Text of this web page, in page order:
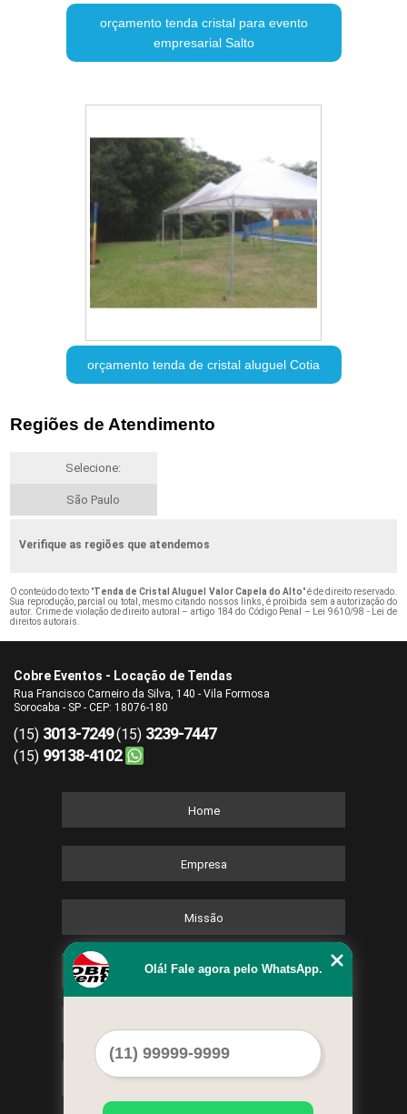
orçamento tenda cristal para evento
empresarial Salto
orçamento tenda de cristal aluguel Cotia
Regiões de Atendimento
Selecione:
São Paulo
Verifique as regiões que atendemos
O conteúdo do texto "Tenda de Cristal Aluguel Valor Capela do Alto" é de direito reservado.
Sua reprodução, parcial ou total, mesmo citando nossos links, é proibida sem a autorização do
autor. Crime de violação de direito autoral – artigo 184 do Código Penal – Lei 9610/98 - Lei de
direitos autorais.
Cobre Eventos - Locação de Tendas
Rua Francisco Carneiro da Silva, 140 - Vila Formosa
Sorocaba - SP - CEP: 18076-180
(15) 3013-7249(15) 3239-7447
(15) 99138-4102
Home
Empresa
Missão
Serviços
Mapa do site
Olá! Fale agora pelo WhatsApp.